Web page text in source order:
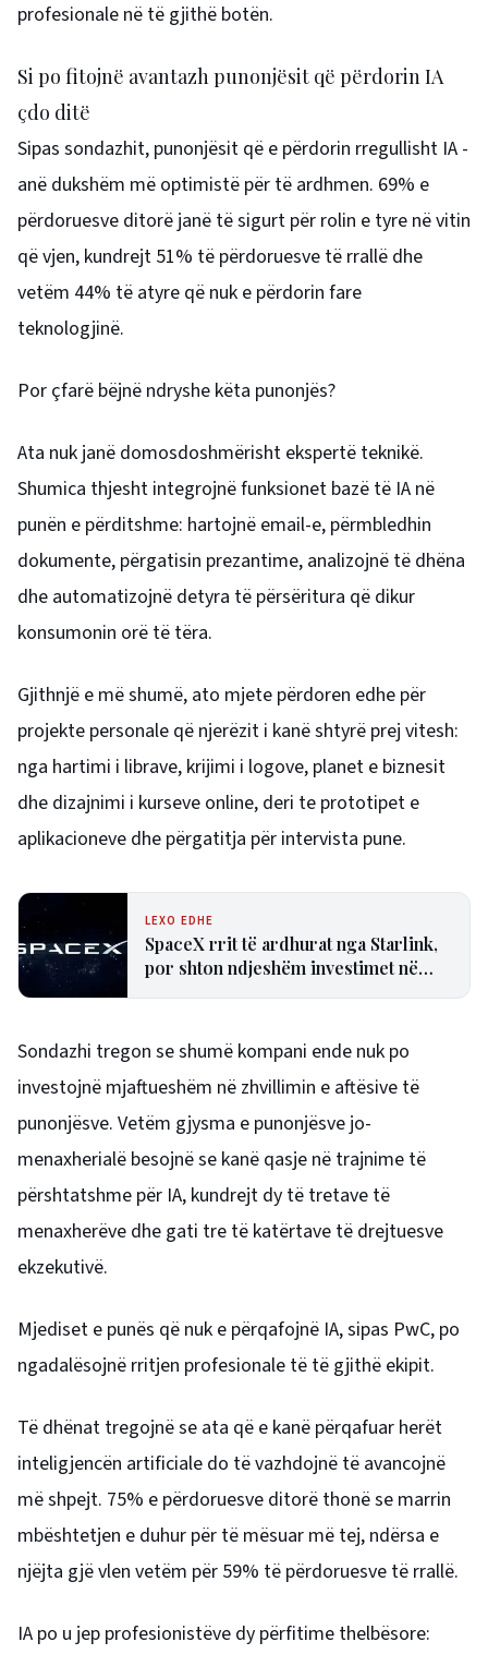
profesionale në të gjithë botën.
Si po fitojnë avantazh punonjësit që përdorin IA
çdo ditë
Sipas sondazhit, punonjësit që e përdorin rregullisht IA -
anë dukshëm më optimistë për të ardhmen. 69% e
përdoruesve ditorë janë të sigurt për rolin e tyre në vitin
që vjen, kundrejt 51% të përdoruesve të rrallë dhe
vetëm 44% të atyre që nuk e përdorin fare
teknologjinë.
Por çfarë bëjnë ndryshe këta punonjës?
Ata nuk janë domosdoshmërisht ekspertë teknikë.
Shumica thjesht integrojnë funksionet bazë të IA në
punën e përditshme: hartojnë email-e, përmbledhin
dokumente, përgatisin prezantime, analizojnë të dhëna
dhe automatizojnë detyra të përsëritura që dikur
konsumonin orë të tëra.
Gjithnjë e më shumë, ato mjete përdoren edhe për
projekte personale që njerëzit i kanë shtyrë prej vitesh:
nga hartimi i librave, krijimi i logove, planet e biznesit
dhe dizajnimi i kurseve online, deri te prototipet e
aplikacioneve dhe përgatitja për intervista pune.
LEXO EDHE
SpaceX rrit të ardhurat nga Starlink,
por shton ndjeshëm investimet në
Sondazhi tregon se shumë kompani ende nuk po
investojnë mjaftueshëm në zhvillimin e aftësive të
punonjësve. Vetëm gjysma e punonjësve jo-
menaxherialë besojnë se kanë qasje në trajnime të
përshtatshme për IA, kundrejt dy të tretave të
menaxherëve dhe gati tre të katërtave të drejtuesve
ekzekutivë.
Mjediset e punës që nuk e përqafojnë IA, sipas PwC, po
ngadalësojnë rritjen profesionale të të gjithë ekipit.
Të dhënat tregojnë se ata që e kanë përqafuar herët
inteligjencën artificiale do të vazhdojnë të avancojnë
më shpejt. 75% e përdoruesve ditorë thonë se marrin
mbështetjen e duhur për të mësuar më tej, ndërsa e
njëjta gjë vlen vetëm për 59% të përdoruesve të rrallë.
IA po u jep profesionistëve dy përfitime thelbësore: